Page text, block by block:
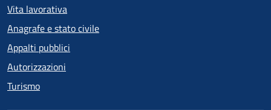
Vita lavorativa
Anagrafe e stato civile
Appalti pubblici
Autorizzazioni
Turismo